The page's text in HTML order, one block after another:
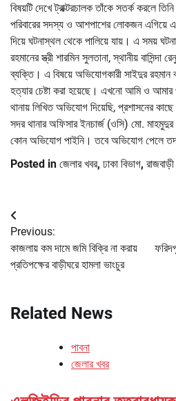
বিষয়টি দেখে ট্রাক্টরচালক তাঁকে সতর্ক করলে
পরিবারের সদস্য ও আশপাশের লোকজন এগিয়ে
দিয়ে ঘটনাস্থল থেকে পালিয়ে যায়। এ সময়
রহমানের স্ত্রী শারমিন সুলতানা, স্থানীয়
ব্যক্তি। এ বিষয়ে অভিযোগকারী সাইদুর রহমান
হত্যার চেষ্টা করা হয়েছে। এখনো আমি ও আমার
থানায় লিখিত অভিযোগ দিয়েছি, প্রশাসনের
সদর থানার অফিসার ইনচার্জ (ওসি) মো.
কোন অভিযোগ পাইনি। তবে অভিযোগ পেলে
Posted in জেলার খবর, ঢাকা বিভাগ, রাজবাড়ী
Post
navigation
Previous:
কাজলায় কম দামে জমি বিক্রি না করায়
প্রতিপক্ষের বাড়ীঘরে হামলা ভাংচুর
Related News
পাবনা
জেলার খবর